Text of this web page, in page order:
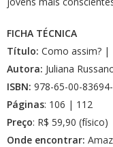
FICHA TÉCNICA
Título: Como assim? |
Autora: Juliana
ISBN: 978-65-00-
Páginas: 106 | 112
Preço: R$ 59,90
Onde encontrar: